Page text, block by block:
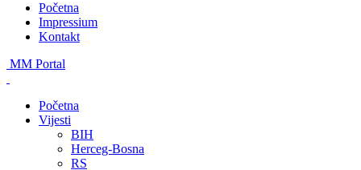
Početna
Impressium
Kontakt
MM Portal
Početna
Vijesti
BIH
Herceg-Bosna
RS